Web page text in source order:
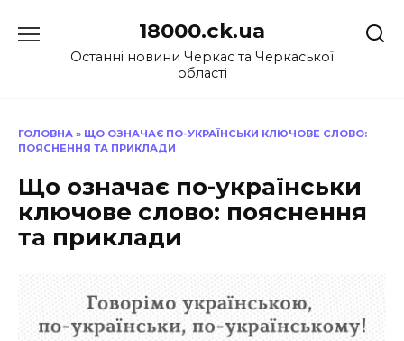
до
18000.ck.ua
Останні новини Черкас та Черкаської
області
ГОЛОВНА » ЩО ОЗНАЧАЄ ПО-УКРАЇНСЬКИ КЛЮЧОВЕ СЛОВО:
ПОЯСНЕННЯ ТА ПРИКЛАДИ
Що означає по-українськи
ключове слово: пояснення
та приклади